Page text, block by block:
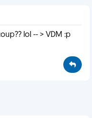
lol -- > VDM :p